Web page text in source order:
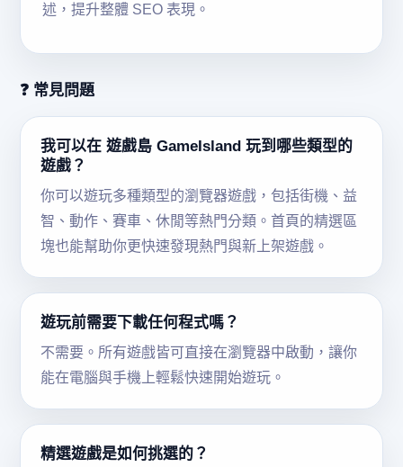
述，提升整體 SEO 表現。
❓ 常見問題
我可以在 遊戲島 GameIsland 玩到哪些類型的
遊戲？
你可以遊玩多種類型的瀏覽器遊戲，包括街機、益
智、動作、賽車、休閒等熱門分類。首頁的精選區
塊也能幫助你更快速發現熱門與新上架遊戲。
遊玩前需要下載任何程式嗎？
不需要。所有遊戲皆可直接在瀏覽器中啟動，讓你
能在電腦與手機上輕鬆快速開始遊玩。
精選遊戲是如何挑選的？